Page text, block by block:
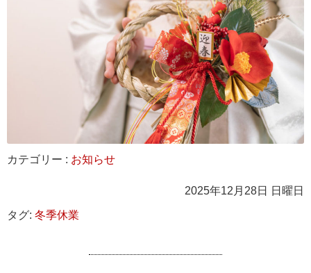
カテゴリー : お知らせ
2025年12月28日 日曜日
タグ: 冬季休業